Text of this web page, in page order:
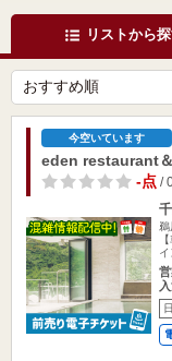
リストから
今空いています
eden restaurant
-点/